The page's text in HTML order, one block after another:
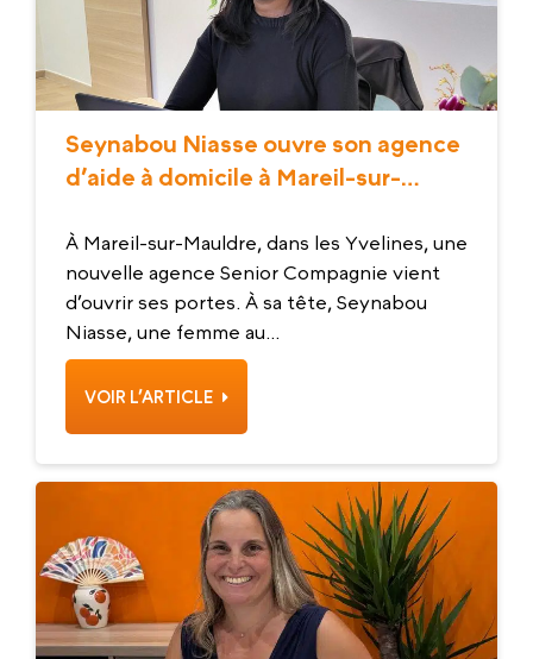
Seynabou Niasse ouvre son agence
d’aide à domicile à Mareil-sur-
À Mareil-sur-Mauldre, dans les Yvelines, une
nouvelle agence Senior Compagnie vient
d’ouvrir ses portes. À sa tête, Seynabou
Niasse, une femme au...
VOIR L’ARTICLE